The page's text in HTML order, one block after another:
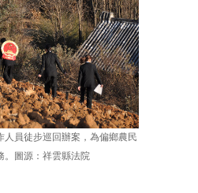
人員徒步巡回辦案，為偏鄉農民
。圖源：祥雲縣法院